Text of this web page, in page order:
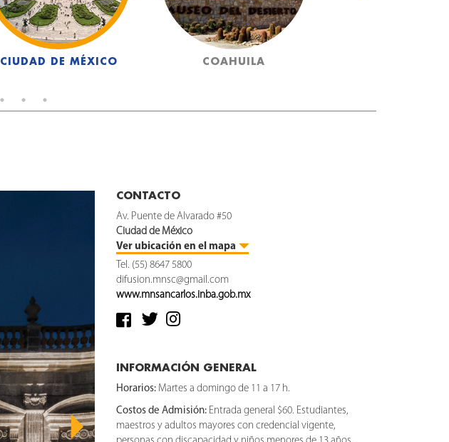
CIUDAD DE MÉXICO COAHUILA
CONTACTO
Av. Puente de Alvarado #50
Ciudad de México
Ver ubicación en el mapa
Tel. (55) 8647 5800
difusion.mnsc@gmail.com
www.mnsancarlos.inba.gob.mx
INFORMACIÓN GENERAL
Horarios: Martes a domingo de 11 a 17 h.
Costos de Admisión: Entrada general $60. Estudiantes,
maestros y adultos mayores con credencial vigente,